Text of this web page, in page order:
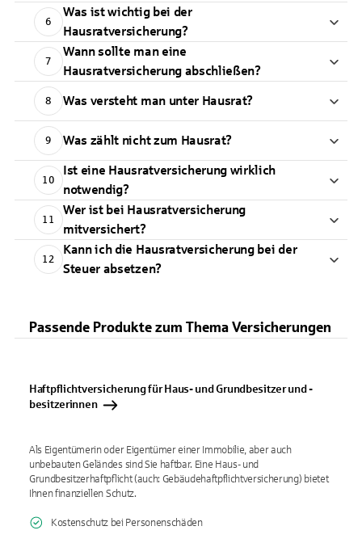
6
Was ist wichtig bei der
Hausratversicherung?
7
Wann sollte man eine
Hausratversicherung abschließen?
8 Was versteht man unter Hausrat?
9 Was zählt nicht zum Hausrat?
10
Ist eine Hausratversicherung wirklich
notwendig?
11
Wer ist bei Hausratversicherung
mitversichert?
12
Kann ich die Hausratversicherung bei der
Steuer absetzen?
Passende Produkte zum Thema Versicherungen
Haftpflichtversicherung für Haus- und Grundbesitzer und -
besitzerinnen
Als Eigentümerin oder Eigentümer einer Immobilie, aber auch
unbebauten Geländes sind Sie haftbar. Eine Haus- und
Grundbesitzerhaftpflicht (auch: Gebäudehaftpflichtversicherung) bietet
Ihnen finanziellen Schutz.
Kostenschutz bei Personenschäden